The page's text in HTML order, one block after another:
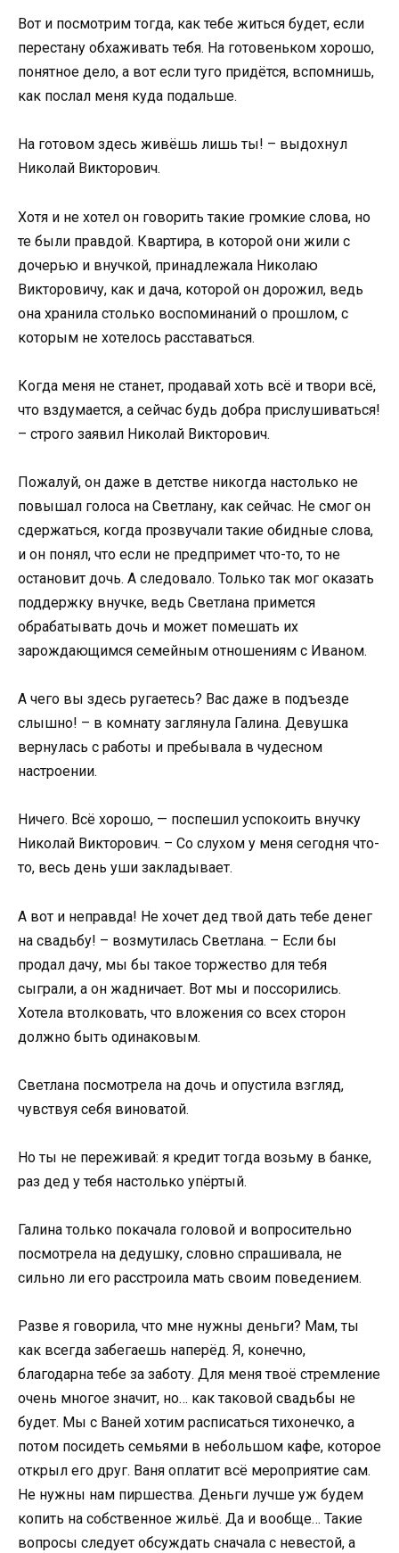
Вот и посмотрим тогда, как тебе житься будет, если
перестану обхаживать тебя. На готовеньком хорошо,
понятное дело, а вот если туго придётся, вспомнишь,
как послал меня куда подальше.
На готовом здесь живёшь лишь ты! – выдохнул
Николай Викторович.
Хотя и не хотел он говорить такие громкие слова, но
те были правдой. Квартира, в которой они жили с
дочерью и внучкой, принадлежала Николаю
Викторовичу, как и дача, которой он дорожил, ведь
она хранила столько воспоминаний о прошлом, с
которым не хотелось расставаться.
Когда меня не станет, продавай хоть всё и твори всё,
что вздумается, а сейчас будь добра прислушиваться!
– строго заявил Николай Викторович.
Пожалуй, он даже в детстве никогда настолько не
повышал голоса на Светлану, как сейчас. Не смог он
сдержаться, когда прозвучали такие обидные слова,
и он понял, что если не предпримет что-то, то не
остановит дочь. А следовало. Только так мог оказать
поддержку внучке, ведь Светлана примется
обрабатывать дочь и может помешать их
зарождающимся семейным отношениям с Иваном.
А чего вы здесь ругаетесь? Вас даже в подъезде
слышно! – в комнату заглянула Галина. Девушка
вернулась с работы и пребывала в чудесном
настроении.
Ничего. Всё хорошо, — поспешил успокоить внучку
Николай Викторович. – Со слухом у меня сегодня что-
то, весь день уши закладывает.
А вот и неправда! Не хочет дед твой дать тебе денег
на свадьбу! – возмутилась Светлана. – Если бы
продал дачу, мы бы такое торжество для тебя
сыграли, а он жадничает. Вот мы и поссорились.
Хотела втолковать, что вложения со всех сторон
должно быть одинаковым.
Светлана посмотрела на дочь и опустила взгляд,
чувствуя себя виноватой.
Но ты не переживай: я кредит тогда возьму в банке,
раз дед у тебя настолько упёртый.
Галина только покачала головой и вопросительно
посмотрела на дедушку, словно спрашивала, не
сильно ли его расстроила мать своим поведением.
Разве я говорила, что мне нужны деньги? Мам, ты
как всегда забегаешь наперёд. Я, конечно,
благодарна тебе за заботу. Для меня твоё стремление
очень многое значит, но… как таковой свадьбы не
будет. Мы с Ваней хотим расписаться тихонечко, а
потом посидеть семьями в небольшом кафе, которое
открыл его друг. Ваня оплатит всё мероприятие сам.
Не нужны нам пиршества. Деньги лучше уж будем
копить на собственное жильё. Да и вообще… Такие
вопросы следует обсуждать сначала с невестой, а